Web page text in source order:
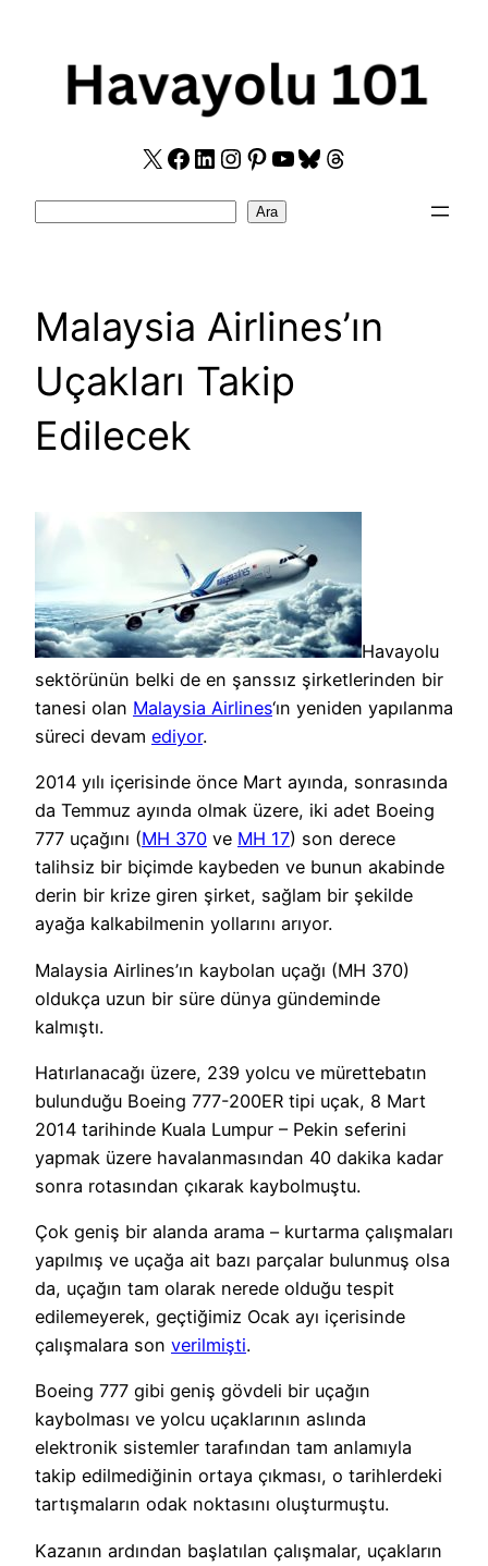
X Facebook
LinkedIn
Instagram
Pinterest
YouTube
Bluesky
Threads
Ara
Malaysia Airlines’ın
Uçakları Takip
Edilecek
Havayolu
sektörünün belki de en şanssız şirketlerinden bir
tanesi olan Malaysia Airlines‘ın yeniden yapılanma
süreci devam ediyor.
2014 yılı içerisinde önce Mart ayında, sonrasında
da Temmuz ayında olmak üzere, iki adet Boeing
777 uçağını (MH 370 ve MH 17) son derece
talihsiz bir biçimde kaybeden ve bunun akabinde
derin bir krize giren şirket, sağlam bir şekilde
ayağa kalkabilmenin yollarını arıyor.
Malaysia Airlines’ın kaybolan uçağı (MH 370)
oldukça uzun bir süre dünya gündeminde
kalmıştı.
Hatırlanacağı üzere, 239 yolcu ve mürettebatın
bulunduğu Boeing 777-200ER tipi uçak, 8 Mart
2014 tarihinde Kuala Lumpur – Pekin seferini
yapmak üzere havalanmasından 40 dakika kadar
sonra rotasından çıkarak kaybolmuştu.
Çok geniş bir alanda arama – kurtarma çalışmaları
yapılmış ve uçağa ait bazı parçalar bulunmuş olsa
da, uçağın tam olarak nerede olduğu tespit
edilemeyerek, geçtiğimiz Ocak ayı içerisinde
çalışmalara son verilmişti.
Boeing 777 gibi geniş gövdeli bir uçağın
kaybolması ve yolcu uçaklarının aslında
elektronik sistemler tarafından tam anlamıyla
takip edilmediğinin ortaya çıkması, o tarihlerdeki
tartışmaların odak noktasını oluşturmuştu.
Kazanın ardından başlatılan çalışmalar, uçakların